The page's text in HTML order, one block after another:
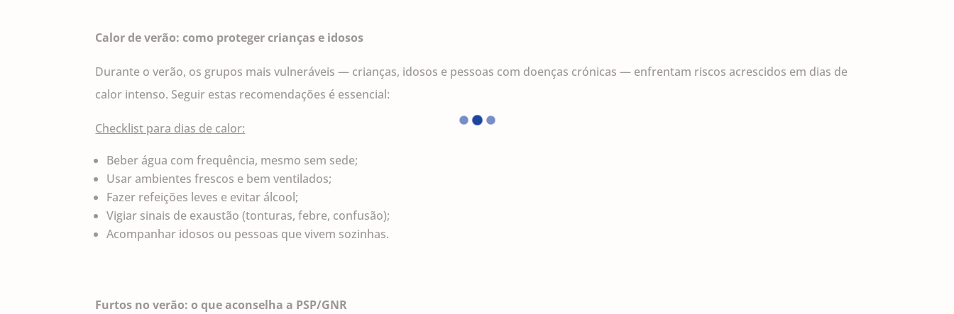
Calor de verão: como proteger crianças e idosos
Durante o verão, os grupos mais vulneráveis — crianças, idosos e pessoas com doenças crónicas — enfrentam riscos acrescidos em dias de
calor intenso. Seguir estas recomendações é essencial:
Checklist para dias de calor:
Beber água com frequência, mesmo sem sede;
Usar ambientes frescos e bem ventilados;
Fazer refeições leves e evitar álcool;
Vigiar sinais de exaustão (tonturas, febre, confusão);
Acompanhar idosos ou pessoas que vivem sozinhas.
Furtos no verão: o que aconselha a PSP/GNR